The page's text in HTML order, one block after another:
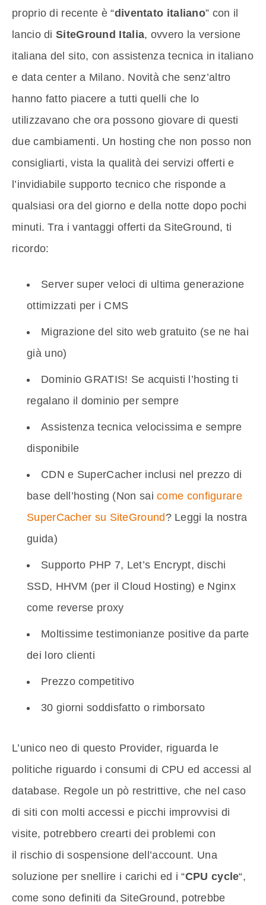
proprio di recente è “diventato italiano” con il
lancio diSiteGround Italia, ovvero la versione
italiana del sito, con assistenza tecnica in italiano
e data center a Milano. Novità che senz’altro
hanno fatto piacere a tutti quelli che lo
utilizzavano che ora possono giovare di questi
due cambiamenti. Un hosting che non posso non
consigliarti, vista la qualità dei servizi offerti e
l’invidiabile supporto tecnico che risponde a
qualsiasi ora del giorno e della notte dopo pochi
minuti. Tra i vantaggi offerti da SiteGround, ti
ricordo:
Server super veloci di ultima generazione
ottimizzati per i CMS
Migrazione del sito web gratuito (se ne hai
già uno)
Dominio GRATIS! Se acquisti l’hosting ti
regalano il dominio per sempre
Assistenza tecnica velocissima e sempre
disponibile
CDN e SuperCacher inclusi nel prezzo di
base dell’hosting (Non saicome configurare
SuperCacher su SiteGround ? Leggi la nostra
guida)
Supporto PHP 7, Let’s Encrypt, dischi
SSD, HHVM (per il Cloud Hosting) e Nginx
come reverse proxy
Moltissime testimonianze positive da parte
dei loro clienti
Prezzo competitivo
30 giorni soddisfatto o rimborsato
L’unico neo di questo Provider, riguarda le
politiche riguardo i consumi di CPU ed accessi al
database. Regole un pò restrittive, che nel caso
di siti con molti accessi e picchi improvvisi di
visite, potrebbero crearti dei problemi con
il rischio di sospensione dell’account. Una
soluzione per snellire i carichi ed i “CPU cycle“,
come sono definiti da SiteGround, potrebbe